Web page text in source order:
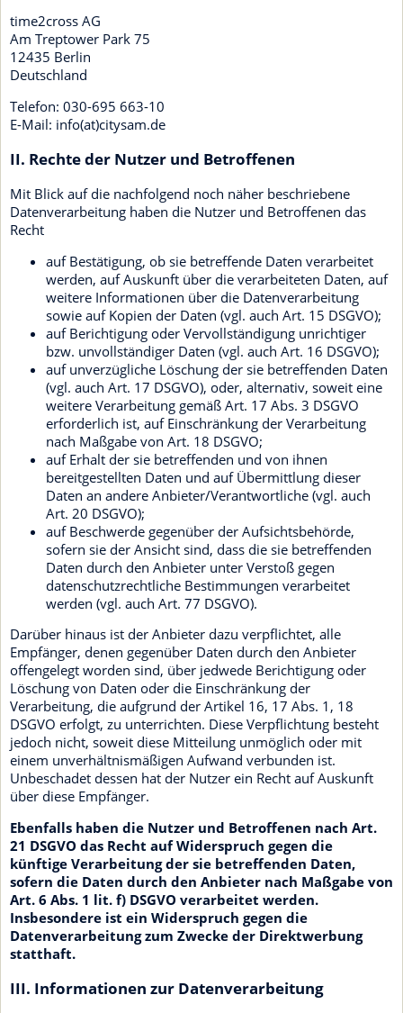
time2cross AG
Am Treptower Park 75
12435 Berlin
Deutschland
Telefon: 030-695 663-10
E-Mail: info(at)citysam.de
II. Rechte der Nutzer und Betroffenen
Mit Blick auf die nachfolgend noch näher beschriebene
Datenverarbeitung haben die Nutzer und Betroffenen das
Recht
auf Bestätigung, ob sie betreffende Daten verarbeitet
werden, auf Auskunft über die verarbeiteten Daten, auf
weitere Informationen über die Datenverarbeitung
sowie auf Kopien der Daten (vgl. auch Art. 15 DSGVO);
auf Berichtigung oder Vervollständigung unrichtiger
bzw. unvollständiger Daten (vgl. auch Art. 16 DSGVO);
auf unverzügliche Löschung der sie betreffenden Daten
(vgl. auch Art. 17 DSGVO), oder, alternativ, soweit eine
weitere Verarbeitung gemäß Art. 17 Abs. 3 DSGVO
erforderlich ist, auf Einschränkung der Verarbeitung
nach Maßgabe von Art. 18 DSGVO;
auf Erhalt der sie betreffenden und von ihnen
bereitgestellten Daten und auf Übermittlung dieser
Daten an andere Anbieter/Verantwortliche (vgl. auch
Art. 20 DSGVO);
auf Beschwerde gegenüber der Aufsichtsbehörde,
sofern sie der Ansicht sind, dass die sie betreffenden
Daten durch den Anbieter unter Verstoß gegen
datenschutzrechtliche Bestimmungen verarbeitet
werden (vgl. auch Art. 77 DSGVO).
Darüber hinaus ist der Anbieter dazu verpflichtet, alle
Empfänger, denen gegenüber Daten durch den Anbieter
offengelegt worden sind, über jedwede Berichtigung oder
Löschung von Daten oder die Einschränkung der
Verarbeitung, die aufgrund der Artikel 16, 17 Abs. 1, 18
DSGVO erfolgt, zu unterrichten. Diese Verpflichtung besteht
jedoch nicht, soweit diese Mitteilung unmöglich oder mit
einem unverhältnismäßigen Aufwand verbunden ist.
Unbeschadet dessen hat der Nutzer ein Recht auf Auskunft
über diese Empfänger.
Ebenfalls haben die Nutzer und Betroffenen nach Art.
21 DSGVO das Recht auf Widerspruch gegen die
künftige Verarbeitung der sie betreffenden Daten,
sofern die Daten durch den Anbieter nach Maßgabe von
Art. 6 Abs. 1 lit. f) DSGVO verarbeitet werden.
Insbesondere ist ein Widerspruch gegen die
Datenverarbeitung zum Zwecke der Direktwerbung
statthaft.
III. Informationen zur Datenverarbeitung